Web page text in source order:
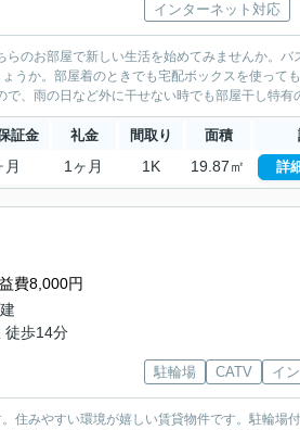
インターネット対応
のお部屋で新しい生活を始めてみませんか。バ
うか。部屋着のときでも宅配ボックスを使って
、雨の日など外に干せない時でも部屋干し特有
証金 礼金 間取り 面積
月 1ヶ月 1K 19.87㎡ 詳
費8,000円
徒歩14分
駐輪場 CATV イ
住みやすい環境が嬉しい賃貸物件です。駐輪場